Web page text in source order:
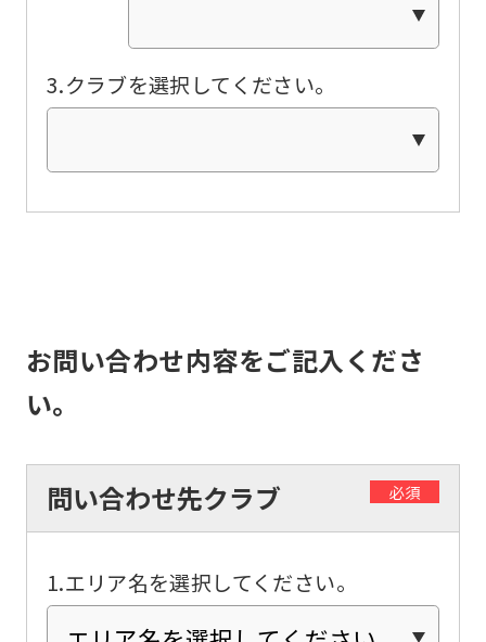
3.クラブを選択してください。
お問い合わせ内容をご記入くださ
い。
問い合わせ先クラブ 必須
1.エリア名を選択してください。
translation)
to
you
automatic
translation
service,
the
Japanese